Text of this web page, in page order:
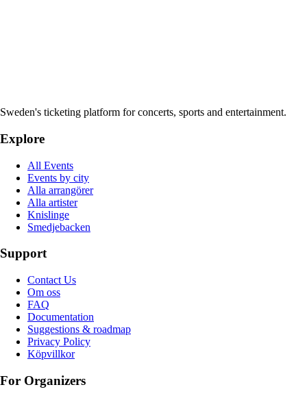
Sweden's ticketing platform for concerts, sports and entertainment.
Explore
All Events
Events by city
Alla arrangörer
Alla artister
Knislinge
Smedjebacken
Support
Contact Us
Om oss
FAQ
Documentation
Suggestions & roadmap
Privacy Policy
Köpvillkor
For Organizers